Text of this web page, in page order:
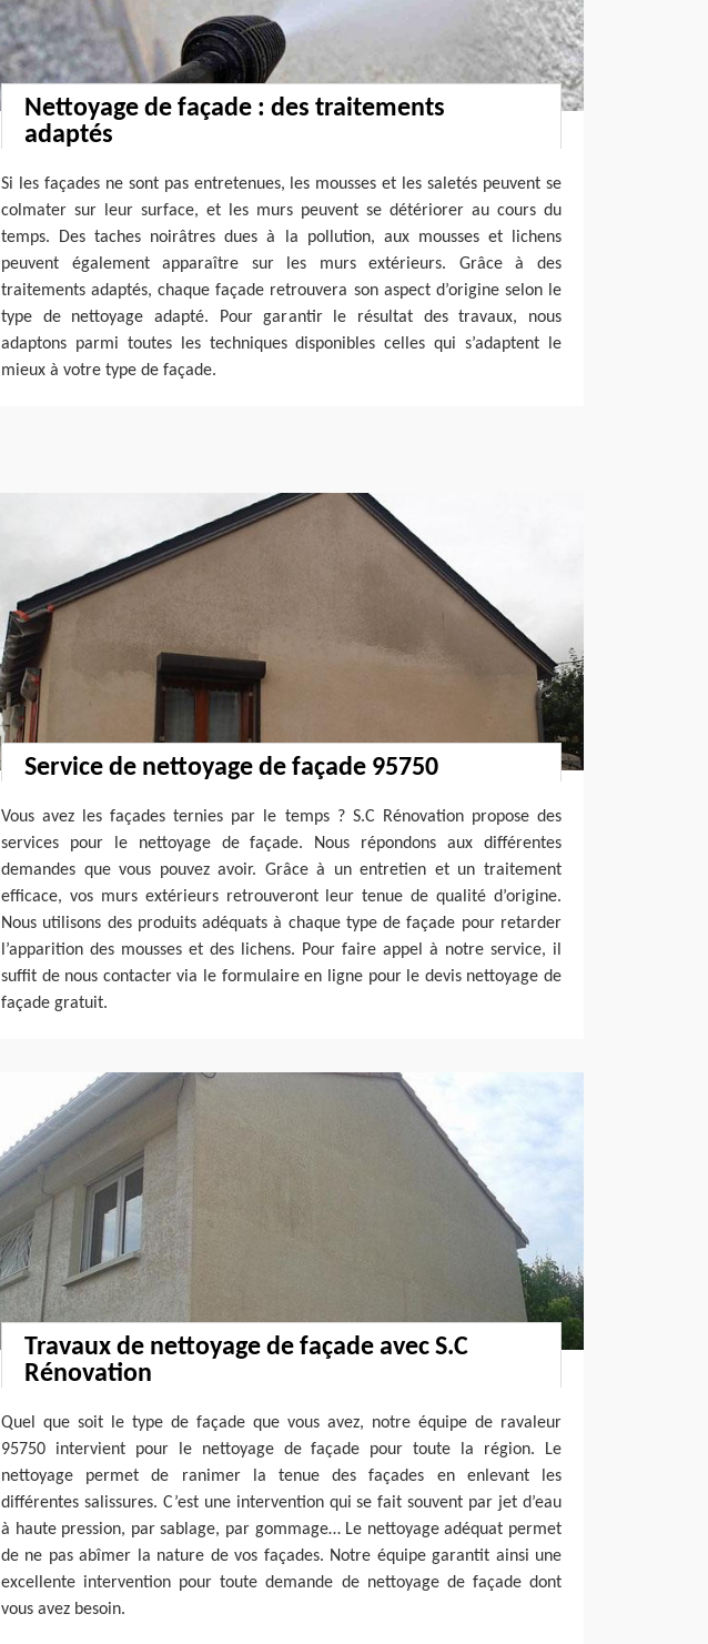
Nettoyage de façade : des traitements
adaptés
Si les façades ne sont pas entretenues, les mousses et les saletés peuvent se
colmater sur leur surface, et les murs peuvent se détériorer au cours du
temps. Des taches noirâtres dues à la pollution, aux mousses et lichens
peuvent également apparaître sur les murs extérieurs. Grâce à des
traitements adaptés, chaque façade retrouvera son aspect d’origine selon le
type de nettoyage adapté. Pour garantir le résultat des travaux, nous
adaptons parmi toutes les techniques disponibles celles qui s’adaptent le
mieux à votre type de façade.
Service de nettoyage de façade 95750
Vous avez les façades ternies par le temps ? S.C Rénovation propose des
services pour le nettoyage de façade. Nous répondons aux différentes
demandes que vous pouvez avoir. Grâce à un entretien et un traitement
efficace, vos murs extérieurs retrouveront leur tenue de qualité d’origine.
Nous utilisons des produits adéquats à chaque type de façade pour retarder
l’apparition des mousses et des lichens. Pour faire appel à notre service, il
suffit de nous contacter via le formulaire en ligne pour le devis nettoyage de
façade gratuit.
Travaux de nettoyage de façade avec S.C
Rénovation
Quel que soit le type de façade que vous avez, notre équipe de ravaleur
95750 intervient pour le nettoyage de façade pour toute la région. Le
nettoyage permet de ranimer la tenue des façades en enlevant les
différentes salissures. C’est une intervention qui se fait souvent par jet d’eau
à haute pression, par sablage, par gommage… Le nettoyage adéquat permet
de ne pas abîmer la nature de vos façades. Notre équipe garantit ainsi une
excellente intervention pour toute demande de nettoyage de façade dont
vous avez besoin.